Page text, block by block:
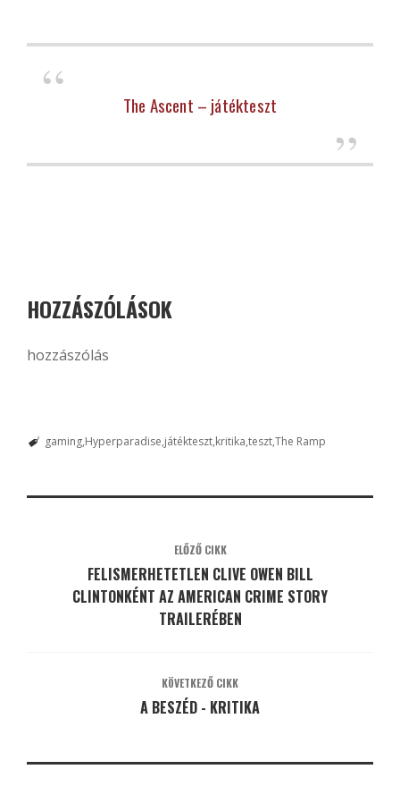
The Ascent – játékteszt
HOZZÁSZÓLÁSOK
hozzászólás
gaming Hyperparadise játékteszt kritika tesztThe Ramp
ELŐZŐ CIKK
FELISMERHETETLEN CLIVE OWEN BILL
CLINTONKÉNT AZ AMERICAN CRIME STORY
TRAILERÉBEN
KÖVETKEZŐ CIKK
A BESZÉD - KRITIKA